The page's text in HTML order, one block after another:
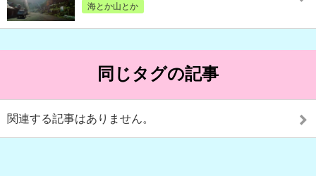
海とか山とか
同じタグの記事
関連する記事はありません。